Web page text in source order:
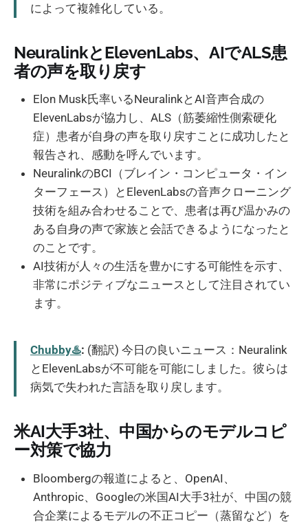
によって複雑化している。
NeuralinkとElevenLabs、AIでALS患
者の声を取り戻す
Elon Musk氏率いるNeuralinkとAI音声合成の
ElevenLabsが協力し、ALS（筋萎縮性側索硬化
症）患者が自身の声を取り戻すことに成功したと
報告され、感動を呼んでいます。
NeuralinkのBCI（ブレイン・コンピュータ・イン
ターフェース）とElevenLabsの音声クローニング
技術を組み合わせることで、患者は再び温かみの
ある自身の声で家族と会話できるようになったと
のことです。
AI技術が人々の生活を豊かにする可能性を示す、
非常にポジティブなニュースとして注目されてい
ます。
Chubby♨️: (翻訳) 今日の良いニュース：Neuralink
とElevenLabsが不可能を可能にしました。彼らは
病気で失われた言語を取り戻します。
米AI大手3社、中国からのモデルコピ
ー対策で協力
Bloombergの報道によると、OpenAI、
Anthropic、Googleの米国AI大手3社が、中国の競
合企業によるモデルの不正コピー（蒸留など）を